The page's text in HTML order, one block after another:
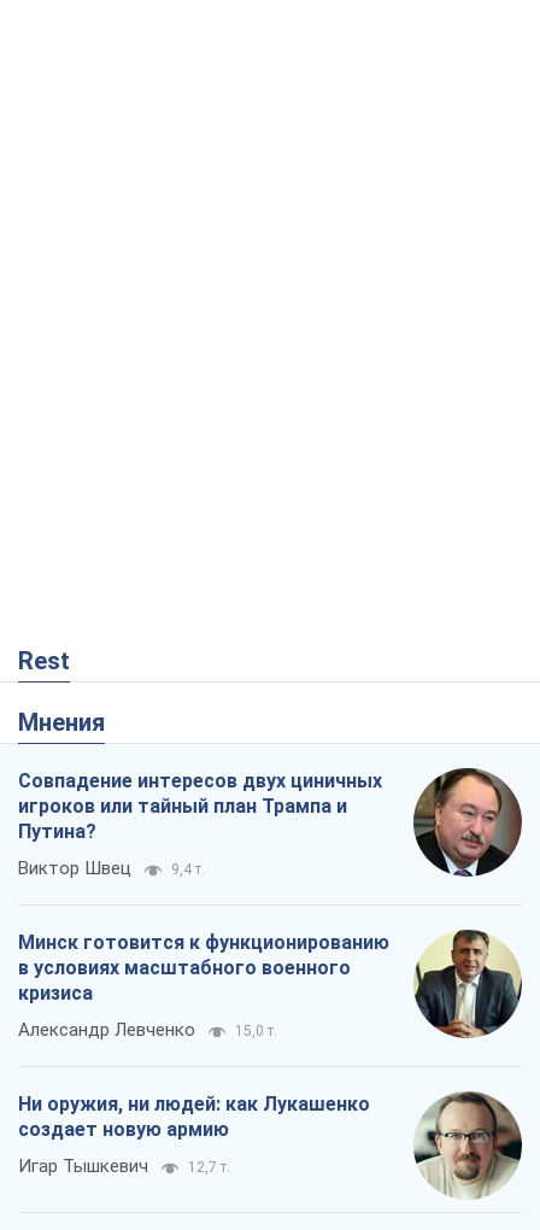
Rest
Мнения
Совпадение интересов двух циничных
игроков или тайный план Трампа и
Путина?
Виктор Швец 9,4 т.
Минск готовится к функционированию
в условиях масштабного военного
кризиса
Александр Левченко 15,0 т.
Ни оружия, ни людей: как Лукашенко
создает новую армию
Игар Тышкевич 12,7 т.